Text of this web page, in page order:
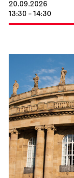
20.09.2026
13:30 - 14:30